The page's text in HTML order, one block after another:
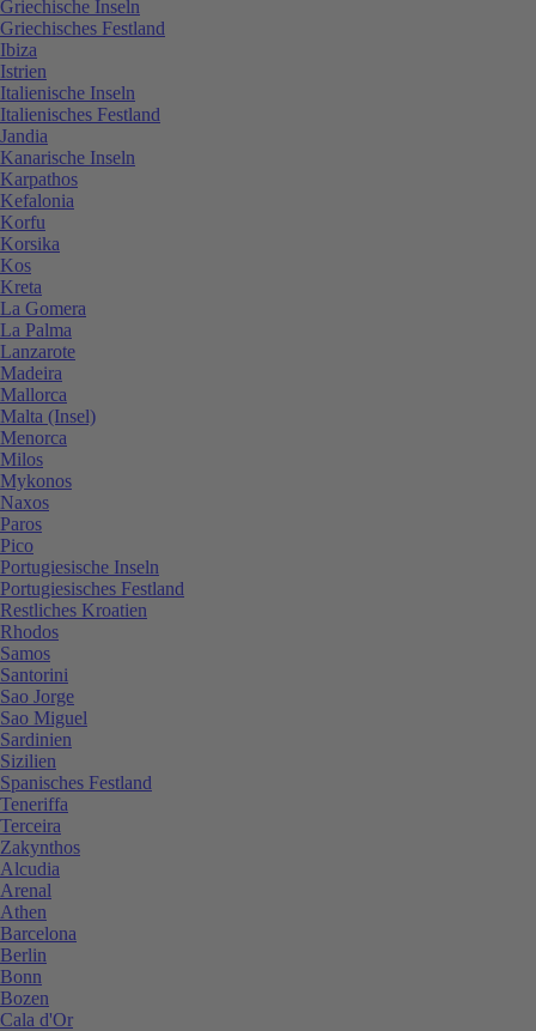
Griechische Inseln
Griechisches Festland
Ibiza
Istrien
Italienische Inseln
Italienisches Festland
Jandia
Kanarische Inseln
Karpathos
Kefalonia
Korfu
Korsika
Kos
Kreta
La Gomera
La Palma
Lanzarote
Madeira
Mallorca
Malta (Insel)
Menorca
Milos
Mykonos
Naxos
Paros
Pico
Portugiesische Inseln
Portugiesisches Festland
Restliches Kroatien
Rhodos
Samos
Santorini
Sao Jorge
Sao Miguel
Sardinien
Sizilien
Spanisches Festland
Teneriffa
Terceira
Zakynthos
Alcudia
Arenal
Athen
Barcelona
Berlin
Bonn
Bozen
Cala d'Or